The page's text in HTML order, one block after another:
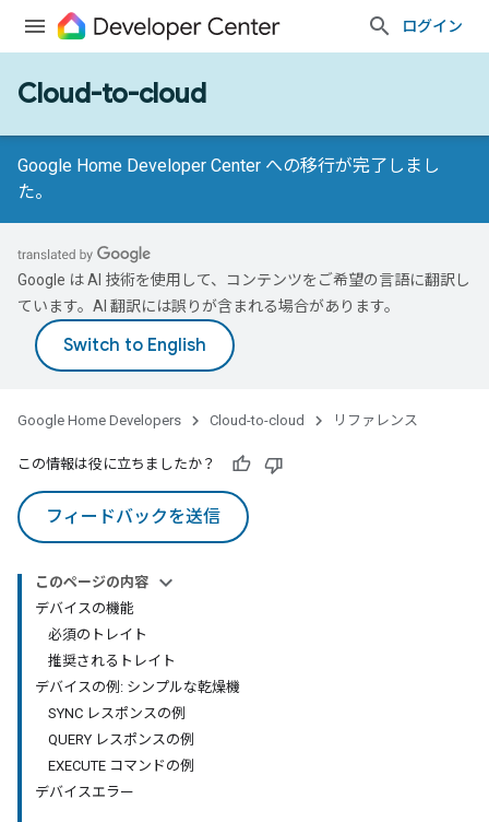
ログイン
Cloud-to-cloud
Google Home Developer Center への移行が完了しまし
た。
Google は AI 技術を使用して、コンテンツをご希望の言語に翻訳し
ています。AI 翻訳には誤りが含まれる場合があります。
Google Home Developers Cloud-to-cloud リファレンス
この情報は役に立ちましたか？
フィードバックを送信
このページの内容
デバイスの機能
必須のトレイト
推奨されるトレイト
デバイスの例: シンプルな乾燥機
SYNC レスポンスの例
QUERY レスポンスの例
EXECUTE コマンドの例
デバイスエラー